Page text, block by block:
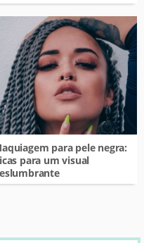
para pele negra:
para um visual